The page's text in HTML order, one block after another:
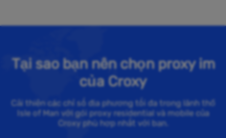
Tại sao bạn nên chọn proxy im
của Croxy
Cải thiện các chỉ số địa phương tối đa trong lãnh thổ
Isle of Man với gói proxy residential và mobile của
Croxy phù hợp nhất với bạn.